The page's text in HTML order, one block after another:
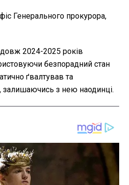
Генерального прокурора,
2024-2025 років
безпорадний стан
ґвалтував та
залишаючись з нею наодинці.